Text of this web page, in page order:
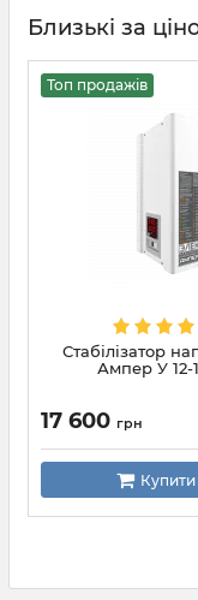
Близькі за
Топ продажів
Стабілізатор
Ампер У 12-
17 600 грн
Купити